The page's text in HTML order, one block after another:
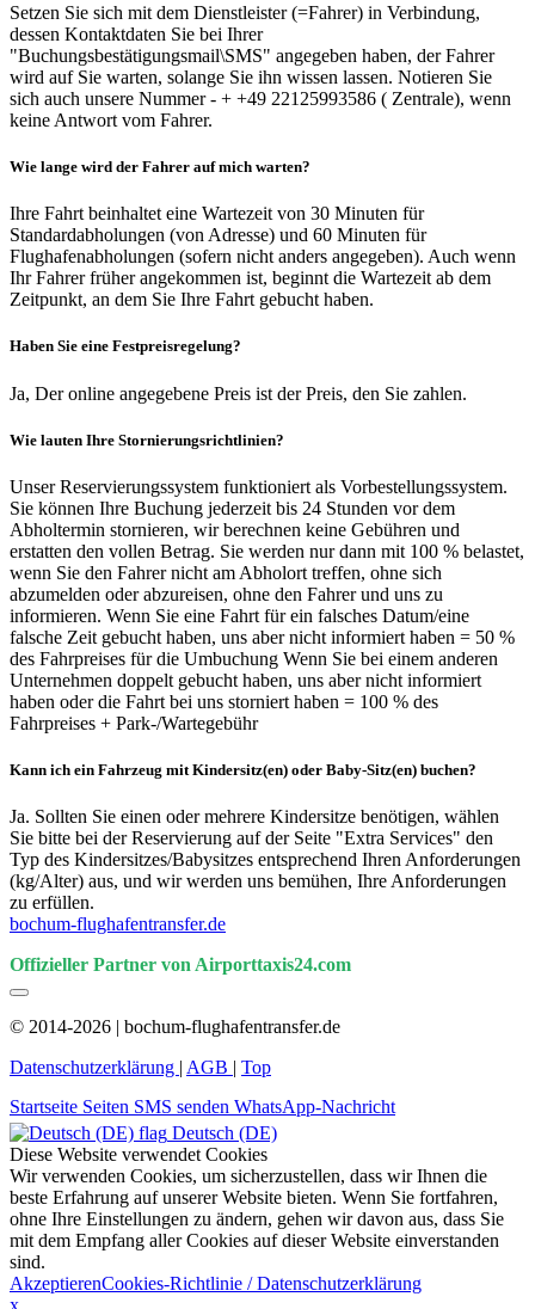
Setzen Sie sich mit dem Dienstleister (=Fahrer) in Verbindung,
dessen Kontaktdaten Sie bei Ihrer
"Buchungsbestätigungsmail\SMS" angegeben haben, der Fahrer
wird auf Sie warten, solange Sie ihn wissen lassen. Notieren Sie
sich auch unsere Nummer - + +49 22125993586 ( Zentrale), wenn
keine Antwort vom Fahrer.
Wie lange wird der Fahrer auf mich warten?
Ihre Fahrt beinhaltet eine Wartezeit von 30 Minuten für
Standardabholungen (von Adresse) und 60 Minuten für
Flughafenabholungen (sofern nicht anders angegeben). Auch wenn
Ihr Fahrer früher angekommen ist, beginnt die Wartezeit ab dem
Zeitpunkt, an dem Sie Ihre Fahrt gebucht haben.
Haben Sie eine Festpreisregelung?
Ja, Der online angegebene Preis ist der Preis, den Sie zahlen.
Wie lauten Ihre Stornierungsrichtlinien?
Unser Reservierungssystem funktioniert als Vorbestellungssystem.
Sie können Ihre Buchung jederzeit bis 24 Stunden vor dem
Abholtermin stornieren, wir berechnen keine Gebühren und
erstatten den vollen Betrag. Sie werden nur dann mit 100 % belastet,
wenn Sie den Fahrer nicht am Abholort treffen, ohne sich
abzumelden oder abzureisen, ohne den Fahrer und uns zu
informieren. Wenn Sie eine Fahrt für ein falsches Datum/eine
falsche Zeit gebucht haben, uns aber nicht informiert haben = 50 %
des Fahrpreises für die Umbuchung Wenn Sie bei einem anderen
Unternehmen doppelt gebucht haben, uns aber nicht informiert
haben oder die Fahrt bei uns storniert haben = 100 % des
Fahrpreises + Park-/Wartegebühr
Kann ich ein Fahrzeug mit Kindersitz(en) oder Baby-Sitz(en) buchen?
Ja. Sollten Sie einen oder mehrere Kindersitze benötigen, wählen
Sie bitte bei der Reservierung auf der Seite "Extra Services" den
Typ des Kindersitzes/Babysitzes entsprechend Ihren Anforderungen
(kg/Alter) aus, und wir werden uns bemühen, Ihre Anforderungen
zu erfüllen.
bochum-flughafentransfer.de
Offizieller Partner von Airporttaxis24.com
© 2014-2026 | bochum-flughafentransfer.de
Datenschutzerklärung | AGB | Top
Startseite Seiten SMS senden WhatsApp-Nachricht
Deutsch (DE)
Diese Website verwendet Cookies
Wir verwenden Cookies, um sicherzustellen, dass wir Ihnen die
beste Erfahrung auf unserer Website bieten. Wenn Sie fortfahren,
ohne Ihre Einstellungen zu ändern, gehen wir davon aus, dass Sie
mit dem Empfang aller Cookies auf dieser Website einverstanden
sind.
AkzeptierenCookies-Richtlinie / Datenschutzerklärung